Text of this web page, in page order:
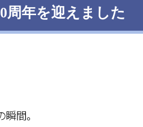
周年を迎えました
間。